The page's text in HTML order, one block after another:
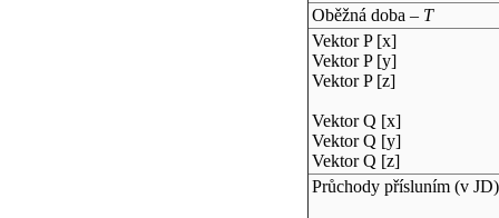
Oběžná doba – T
Vektor P [x]
Vektor P [y]
Vektor P [z]
Vektor Q [x]
Vektor Q [y]
Vektor Q [z]
Průchody přísluním (v JD)